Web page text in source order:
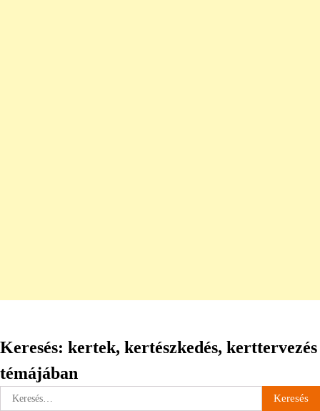
Keresés: kertek, kertészkedés, kerttervezés
témájában
Keresés: